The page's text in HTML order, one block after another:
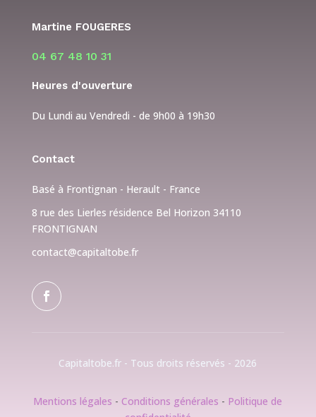
Martine FOUGERES
04 67 48 10 31
Heures d'ouverture
Du Lundi au Vendredi - de 9h00 à 19h30
Contact
Basé à Frontignan - Herault - France
8 rue des Lierles résidence Bel Horizon 34110
FRONTIGNAN
contact@capitaltobe.fr
Capitaltobe.fr - Tous droits réservés - 2026
Mentions légales -Conditions générales - Politique de